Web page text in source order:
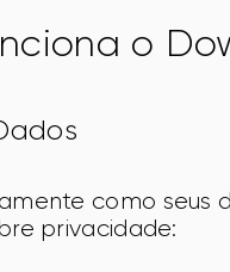
o
como seus
privacidade: